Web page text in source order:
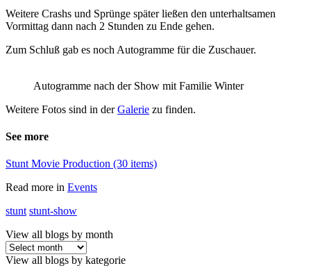
Weitere Crashs und Sprünge später ließen den unterhaltsamen
Vormittag dann nach 2 Stunden zu Ende gehen.
Zum Schluß gab es noch Autogramme für die Zuschauer.
Autogramme nach der Show mit Familie Winter
Weitere Fotos sind in derGalerie zu finden.
See more
Stunt Movie Production (30 items)
Read more in Events
stunt stunt-show
View all blogs by month
View all blogs by kategorie